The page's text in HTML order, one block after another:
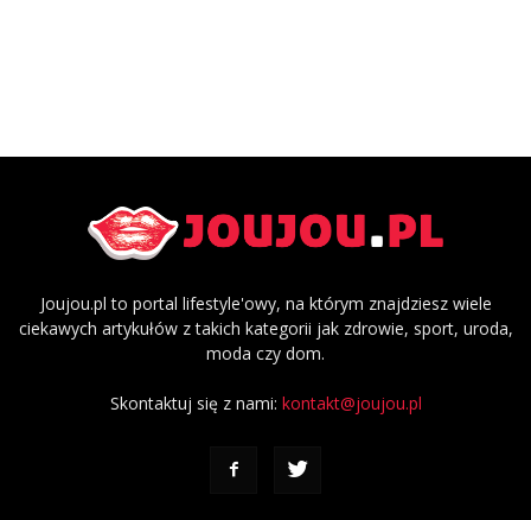
Joujou.pl to portal lifestyle'owy, na którym znajdziesz wiele
ciekawych artykułów z takich kategorii jak zdrowie, sport, uroda,
moda czy dom.
Skontaktuj się z nami: kontakt@joujou.pl